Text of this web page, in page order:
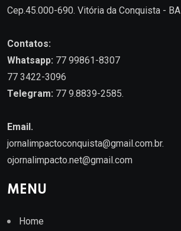
Cep.45.000-690. Vitória da Conquista - BA
Contatos:
Whatsapp: 77 99861-8307
77 3422-3096
Telegram: 77 9.8839-2585.
Email.
jornalimpactoconquista@gmail.com.br.
ojornalimpacto.net@gmail.com
MENU
Home